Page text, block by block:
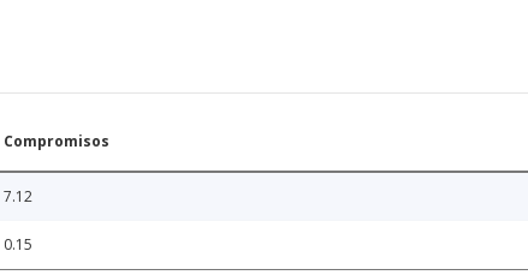
Compromisos
7.12
0.15